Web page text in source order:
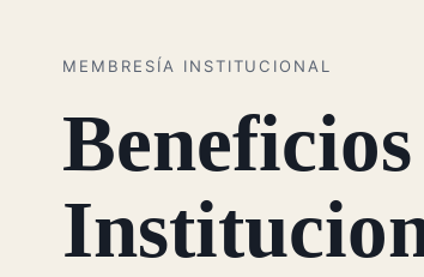
MEMBRESÍA INSTITUCIONAL